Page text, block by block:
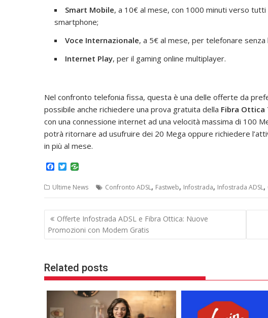
Smart Mobile, a 10€ al mese, con 1000 minuti verso
smartphone;
Voce Internazionale, a 5€ al mese, per telefonare
Internet Play, per il gaming online multiplayer.
Nel confronto telefonia fissa, questa è una delle offerte da
possibile anche richiedere una prova gratuita della Fibra Ottica
con una connessione internet ad una velocità massima di 100
potrà ritornare ad usufruire dei 20 Mega oppure richiedere
in più al mese.
c
e
b
o
o
k
T
t
t
e
r
Ultime News Confronto ADSL, Fastweb, Infostrada, Infostrada ADSL,
Navigazione
articoli
Offerte Infostrada ADSL e Fibra Ottica: Nuove
Promozioni con Modem Gratis
Related posts